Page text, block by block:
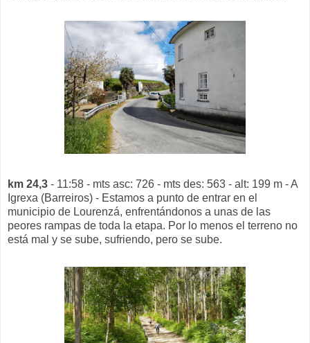
km 24,3 - 11:58 - mts asc: 726 - mts des: 563 - alt: 199 m - A
Igrexa (Barreiros) - Estamos a punto de entrar en el
municipio de Lourenzá, enfrentándonos a unas de las
peores rampas de toda la etapa. Por lo menos el terreno no
está mal y se sube, sufriendo, pero se sube.